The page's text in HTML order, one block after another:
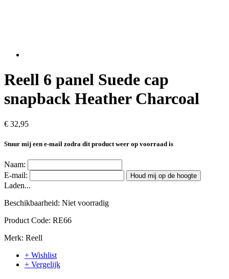
Reell 6 panel Suede cap
snapback Heather Charcoal
€ 32,95
Stuur mij een e-mail zodra dit product weer op voorraad is
Naam:
E-mail:
Houd mij op de hoogte
Laden...
Beschikbaarheid: Niet voorradig
Product Code: RE66
Merk: Reell
+ Wishlist
+ Vergelijk